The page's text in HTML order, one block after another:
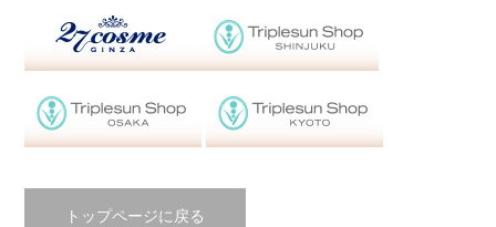
トップページに戻る